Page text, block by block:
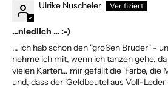
Ulrike Nuscheler
...niedlich ... :-)
... ich hab schon den "großen Bruder" -
nehme ich mit, wenn ich tanzen gehe,
vielen Karten... mir gefällt die 'Farbe, die
und, dass der 'Geldbeutel aus Voll-